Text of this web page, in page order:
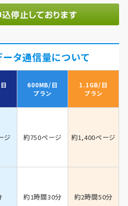
タ通信量について
600MB/日
プラン
1.1GB/日
プラン
ジ 約750ページ 約1,400ページ
約1時間30分 約2時間50分